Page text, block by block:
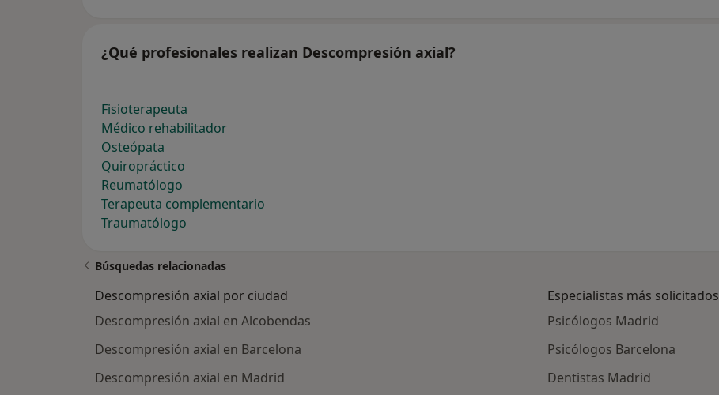
¿Qué profesionales realizan Descompresión axial?
Fisioterapeuta
Médico rehabilitador
Osteópata
Quiropráctico
Reumatólogo
Terapeuta complementario
Traumatólogo
Búsquedas relacionadas
Descompresión axial por ciudad
Descompresión axial en Alcobendas
Descompresión axial en Barcelona
Descompresión axial en Madrid
Especialistas más solicitados
Psicólogos Madrid
Psicólogos Barcelona
Dentistas Madrid